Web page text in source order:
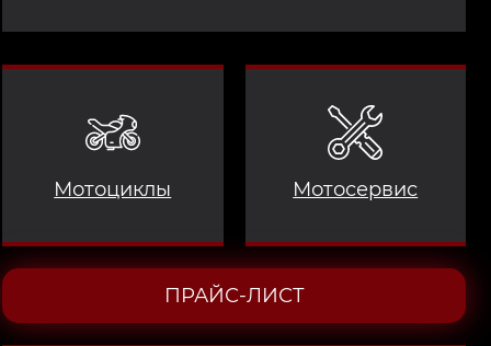
Мотоциклы Мотосервис
ПРАЙС-ЛИСТ